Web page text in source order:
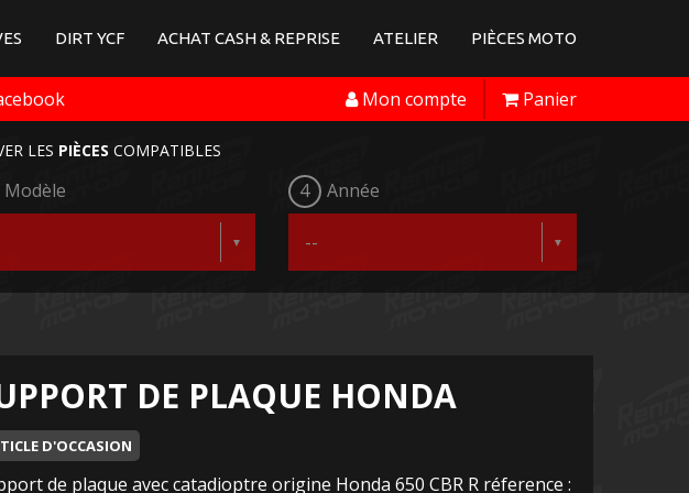
DIRT YCF ACHAT CASH & REPRISE ATELIER PIÈCES MOTO
Panier
Mon compte
LES PIÈCES COMPATIBLES
Modèle 4 Année
DE PLAQUE HONDA
D'OCCASION
de plaque avec catadioptre origine Honda 650 CBR R réference :